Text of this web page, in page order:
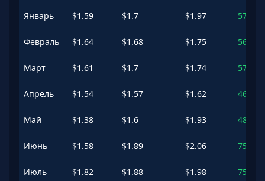
Январь $1.59 $1.7 $1.97 57.91
Февраль $1.64 $1.68 $1.75 56.31
Март $1.61 $1.7 $1.74 57.66
Апрель $1.54 $1.57 $1.62 46.39
Май $1.38 $1.6 $1.93 48.59
Июнь $1.58 $1.89 $2.06 75.59
Июль $1.82 $1.88 $1.98 75.23